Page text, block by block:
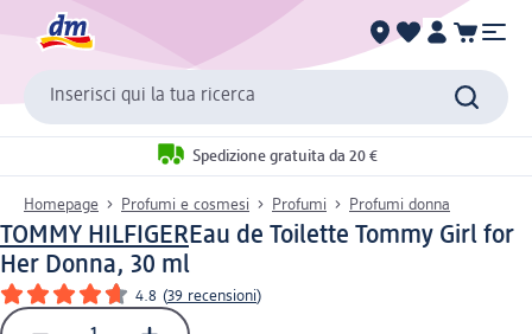
Inserisci qui la tua ricerca
Spedizione gratuita da 20 €
Homepage Profumi e cosmesi Profumi Profumi donna
TOMMY HILFIGEREau de Toilette Tommy Girl for
Her Donna, 30 ml
4.8 (39 recensioni)